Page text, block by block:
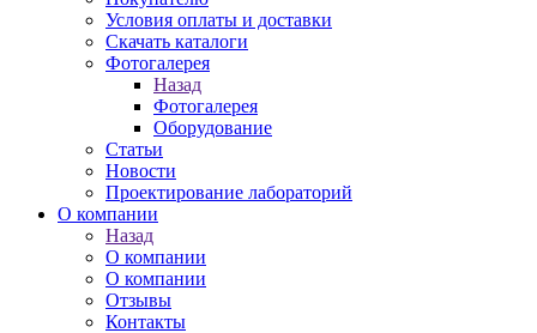
Условия оплаты и доставки
Скачать каталоги
Фотогалерея
Назад
Фотогалерея
Оборудование
Статьи
Новости
Проектирование лабораторий
О компании
Назад
О компании
О компании
Отзывы
Контакты